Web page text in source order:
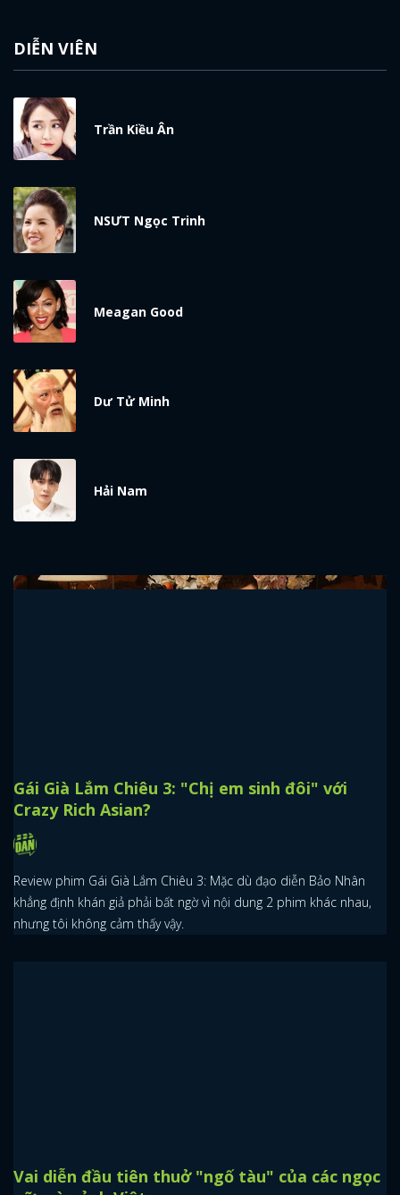
DIỄN VIÊN
Trần Kiều Ân
NSƯT Ngọc Trinh
Meagan Good
Dư Tử Minh
Hải Nam
Gái Già Lắm Chiêu 3: "Chị em sinh đôi" với
Crazy Rich Asian?
Review phim Gái Già Lắm Chiêu 3: Mặc dù đạo diễn Bảo Nhân
khẳng định khán giả phải bất ngờ vì nội dung 2 phim khác nhau,
nhưng tôi không cảm thấy vậy.
Vai diễn đầu tiên thuở "ngố tàu" của các ngọc